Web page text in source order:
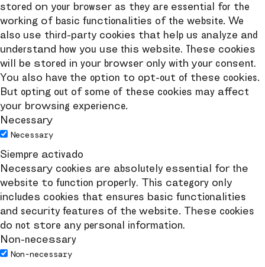
stored on your browser as they are essential for the
working of basic functionalities of the website. We
also use third-party cookies that help us analyze and
understand how you use this website. These cookies
will be stored in your browser only with your consent.
You also have the option to opt-out of these cookies.
But opting out of some of these cookies may affect
your browsing experience.
Necessary
Necessary
Siempre activado
Necessary cookies are absolutely essential for the
website to function properly. This category only
includes cookies that ensures basic functionalities
and security features of the website. These cookies
do not store any personal information.
Non-necessary
Non-necessary